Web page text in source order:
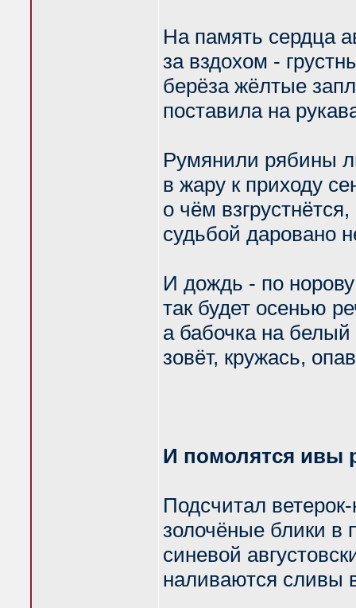
На память сердца
за вздохом -
берёза жёлтые
поставила на
Румянили рябины
в жару к приходу
о чём
судьбой даровано
И дождь - по
так будет осенью
а бабочка на белый
зовёт, кружась,
И помолятся ивы
Подсчитал
золочёные блики в
синевой
наливаются сливы